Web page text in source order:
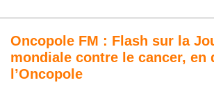
Oncopole FM : Flash sur la
mondiale contre le cancer, en
l’Oncopole